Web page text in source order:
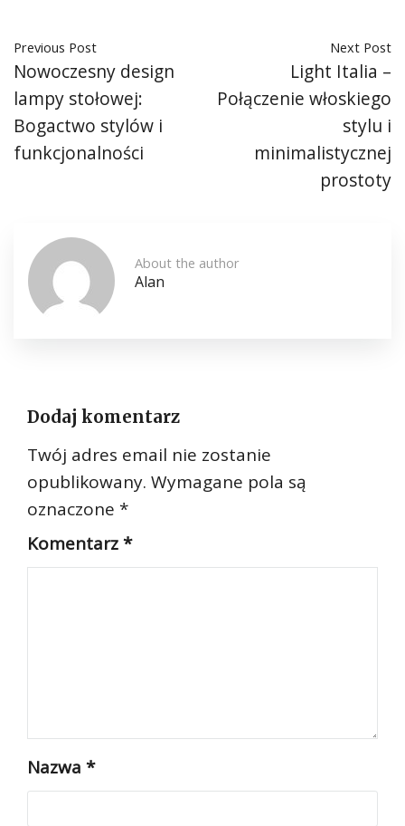
Previous Post
Nowoczesny design
lampy stołowej:
Bogactwo stylów i
funkcjonalności
Next Post
Light Italia –
Połączenie włoskiego
stylu i
minimalistycznej
prostoty
About the author
Alan
Dodaj komentarz
Twój adres email nie zostanie
opublikowany. Wymagane pola są
oznaczone *
Komentarz*
Nazwa *